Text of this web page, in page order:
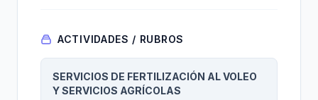
ACTIVIDADES / RUBROS
SERVICIOS DE FERTILIZACIÓN AL VOLEO
Y SERVICIOS AGRÍCOLAS